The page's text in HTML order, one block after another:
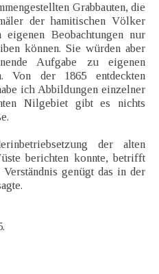
Grabbauten, die
der hamitischen Völker
Beobachtungen nur
können. Sie würden aber
Aufgabe zu eigenen
Von der 1865 entdeckten
ich Abbildungen einzelner
Nilgebiet gibt es nichts
der alten
berichten konnte, betrifft
genügt das in der